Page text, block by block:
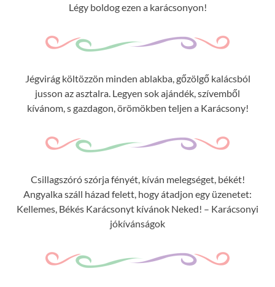
Légy boldog ezen a karácsonyon!
Jégvirág költözzön minden ablakba, gőzölgő kalácsból
jusson az asztalra. Legyen sok ajándék, szívemből
kívánom, s gazdagon, örömökben teljen a Karácsony!
Csillagszóró szórja fényét, kíván melegséget, békét!
Angyalka száll házad felett, hogy átadjon egy üzenetet:
Kellemes, Békés Karácsonyt kívánok Neked! – Karácsonyi
jókívánságok